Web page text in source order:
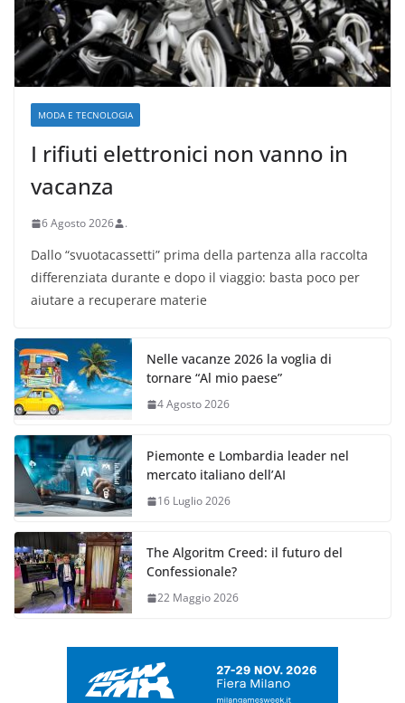
MODA E TECNOLOGIA
I rifiuti elettronici non vanno in
vacanza
6 Agosto 2026 .
Dallo “svuotacassetti” prima della partenza alla raccolta
differenziata durante e dopo il viaggio: basta poco per
aiutare a recuperare materie
Nelle vacanze 2026 la voglia di
tornare “Al mio paese”
4 Agosto 2026
Piemonte e Lombardia leader nel
mercato italiano dell’AI
16 Luglio 2026
The Algoritm Creed: il futuro del
Confessionale?
22 Maggio 2026